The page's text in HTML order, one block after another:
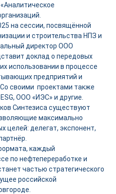
на сессии, посвящённой
и строительства НПЗ и
директор ООО
доклад о передовых
использовании в процессе
предприятий и
своими проектами также
ООО «ИЭС» и другие.
Синтезиса существуют
максимально
целей: делегат, экспонент,
каждый
по нефтепереработке и
частью стратегического
российской